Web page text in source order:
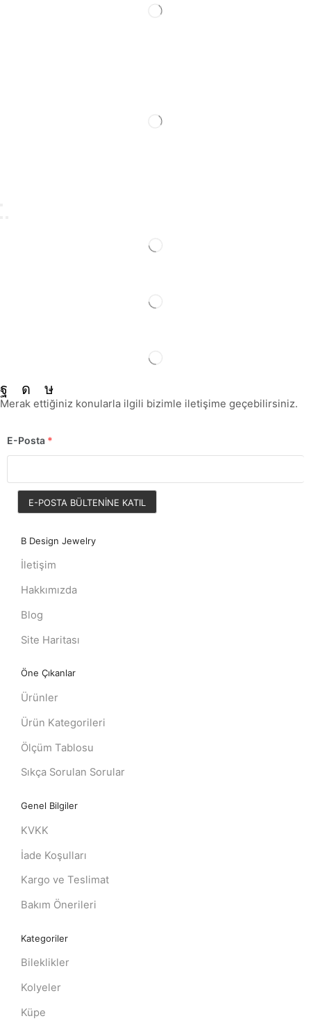
Merak ettiğiniz konularla ilgili bizimle iletişime geçebilirsiniz.
E-Posta *
E-POSTA BÜLTENINE KATIL
B Design Jewelry
İletişim
Hakkımızda
Blog
Site Haritası
Öne Çıkanlar
Ürünler
Ürün Kategorileri
Ölçüm Tablosu
Sıkça Sorulan Sorular
Genel Bilgiler
KVKK
İade Koşulları
Kargo ve Teslimat
Bakım Önerileri
Kategoriler
Bileklikler
Kolyeler
Küpe